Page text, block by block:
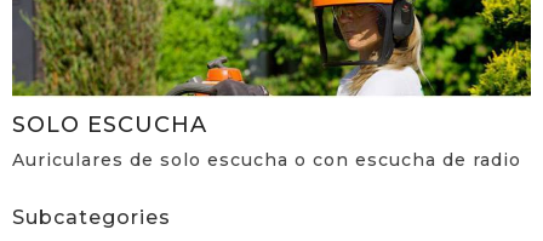
SOLO ESCUCHA
Auriculares de solo escucha o con escucha de radio
Subcategories